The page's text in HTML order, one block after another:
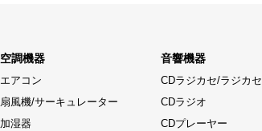
空調機器
エアコン
扇風機/サーキュレーター
加湿器
音響機器
CDラジカセ/ラジカセ
CDラジオ
CDプレーヤー